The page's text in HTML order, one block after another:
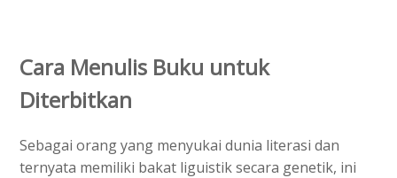
Cara Menulis Buku untuk
Diterbitkan
Sebagai orang yang menyukai dunia literasi dan
ternyata memiliki bakat liguistik secara genetik, ini